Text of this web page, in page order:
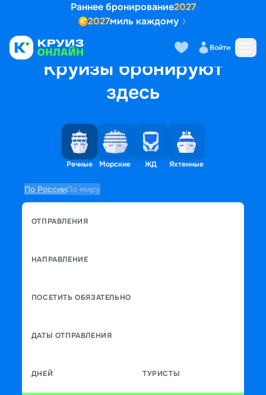
Раннее бронирование2027
2027миль каждому
Войти
Круизы бронируют
здесь
Речные Морские ЖД Яхтенные
По РоссииПо миру
ОТПРАВЛЕНИЯ
НАПРАВЛЕНИЕ
ПОСЕТИТЬ ОБЯЗАТЕЛЬНО
ДАТЫ ОТПРАВЛЕНИЯ
ДНЕЙ ТУРИСТЫ